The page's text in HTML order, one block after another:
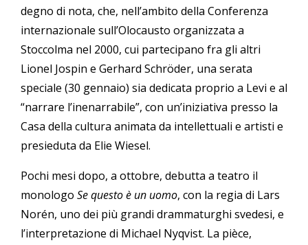
degno di nota, che, nell’ambito della Conferenza
internazionale sull’Olocausto organizzata a
Stoccolma nel 2000, cui partecipano fra gli altri
Lionel Jospin e Gerhard Schröder, una serata
speciale (30 gennaio) sia dedicata proprio a Levi e al
“narrare l’inenarrabile”, con un’iniziativa presso la
Casa della cultura animata da intellettuali e artisti e
presieduta da Elie Wiesel.
Pochi mesi dopo, a ottobre, debutta a teatro il
monologo Se questo è un uomo, con la regia di Lars
Norén, uno dei più grandi drammaturghi svedesi, e
l’interpretazione di Michael Nyqvist. La pièce,